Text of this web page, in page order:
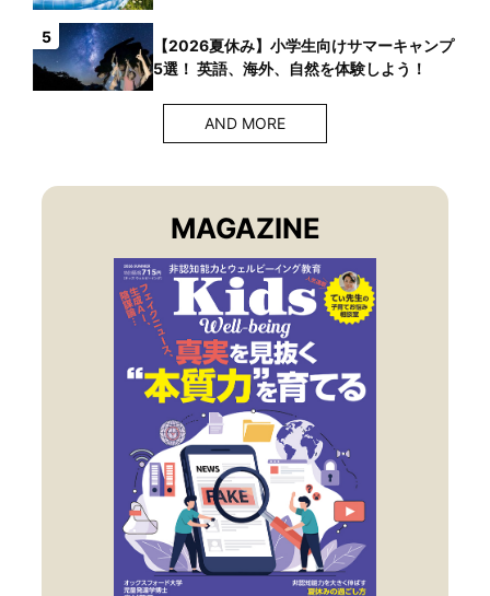
5
【2026夏休み】小学生向けサマーキャンプ
5選！ 英語、海外、自然を体験しよう！
AND MORE
MAGAZINE